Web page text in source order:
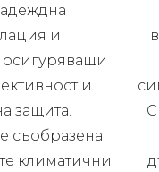
и
и
защита.
съобразена
климатични